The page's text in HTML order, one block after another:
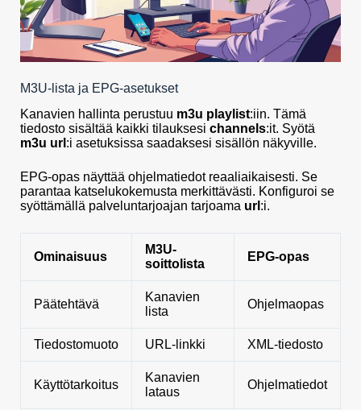
M3U-lista ja EPG-asetukset
Kanavien hallinta perustuu m3u playlist:iin. Tämä
tiedosto sisältää kaikki tilauksesi channels:it. Syötä
m3u url :i asetuksissa saadaksesi sisällön näkyville.
EPG-opas näyttää ohjelmatiedot reaaliaikaisesti. Se
parantaa katselukokemusta merkittävästi. Konfiguroi se
syöttämällä palveluntarjoajan tarjoama url :i.
Ominaisuus
M3U-
soittolista
EPG-opas
Päätehtävä
Kanavien
lista
Ohjelmaopas
Tiedostomuoto URL-linkki XML-tiedosto
Käyttötarkoitus
Kanavien
lataus
Ohjelmatiedot